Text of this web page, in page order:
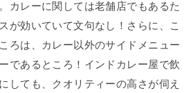
カレーに関しては老舗店でもあるた
が効いていて文句なし！さらに、こ
ろは、カレー以外のサイドメニュー
であるところ！インドカレー屋で飲
しても、クオリティーの高さが伺え